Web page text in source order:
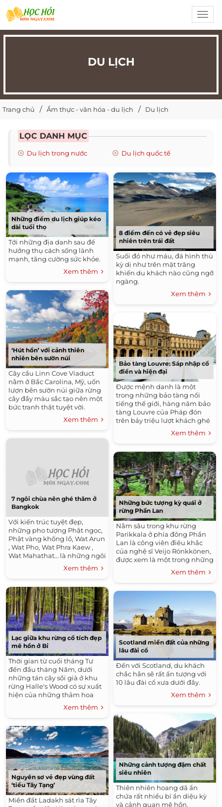
DU LỊCH
Trang chủ Ẩm thực - văn hóa - du lịch Du lịch
LỌC DANH MỤC
Du lịch trong nước Du lịch quốc tế
Những điểm du lịch giúp kéo
dài tuổi thọ
Tới những địa danh sau để
hưởng thụ cách sống lành
mạnh, tăng cường sức khỏe.
Xem thêm
‘Hút hồn’ với cảnh thiên
nhiên bên sườn núi
Cây cầu Linn Cove Viaduct
nằm ở Bắc Carolina, Mỹ, uốn
lượn bên sườn núi giữa rừng
cây đầy màu sắc tạo nên một
bức tranh thật tuyệt vời.
Xem thêm
7 ngôi chùa nên ghé thăm ở
Bangkok
Với kiến trúc tuyệt đẹp,
những pho tượng Phật ngọc,
Phật vàng khổng lồ, Wat Arun
, Wat Pho, Wat Phra Kaew ,
Wat Mahathat… là những ngôi
chùa bạn không nên bỏ qua
khi đến Bangkok.
Xem thêm
Lạc giữa khu rừng cổ tích đẹp
mê hồn ở Bỉ
Thời gian từ cuối tháng Tư
đến đầu tháng Năm, dưới
những tán cây sồi già ở khu
rừng Halle's Wood có sự xuất
hiện của những thảm hoa
chuông xanh đẹp mê hồn.
Xem thêm
Nguyên sơ vẻ đẹp vùng đất
‘tiểu Tây Tạng’
Miền đất Ladakh sát rìa Tây
8 điểm đến có vẻ đẹp siêu
nhiên trên trái đất
Suối đỏ như máu, đá hình thù
kỳ dị như trên mặt trăng
khiến du khách nào cũng ngỡ
ngàng.
Xem thêm
Bảo tàng Louvre: Sáp nhập cổ
điển và hiện đại
Được mệnh danh là một
trong những bảo tàng nổi
tiếng thế giới, hàng năm bảo
tàng Louvre của Pháp đón
trên bảy triệu lượt khách ghé
thăm. Ngoài những bộ sưu
tập giá trị tại đây, bản thân
bảo tàng cũng là một điểm
đến văn hoá, lịch sử, với
không gian kiến trúc ấn
tượng độc đáo của Paris.
Xem thêm
Những bức tượng kỳ quái ở
rừng Phần Lan
Nằm sâu trong khu rừng
Parikkala ở phía đông Phần
Lan là công viên điêu khắc
của nghệ sĩ Veijo Rönkkönen,
được xem là một trong những
địa điểm du lịch kỳ quái nhất
Xem thêm
Scotland miền đất của những
lâu đài cổ
Đến với Scotland, du khách
chắc hẳn sẽ rất ấn tượng với
10 lâu đài cổ xưa dưới đây.
Xem thêm
Những cảnh tượng đậm chất
siêu nhiên
Thiên nhiên hoang dã ẩn
chứa rất nhiều bí ẩn diệu kỳ
và cảnh quan mê hồn.